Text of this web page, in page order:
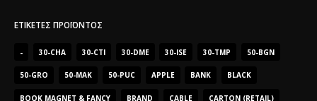
ΕΤΙΚΈΤΕΣ ΠΡΟΪΌΝΤΟΣ
- 30-CHA 30-CTI 30-DME 30-ISE 30-TMP 50-BGN
50-GRO 50-MAK 50-PUC APPLE BANK BLACK
BOOK MAGNET & FANCY BRAND CABLE CARTON (RETAIL)